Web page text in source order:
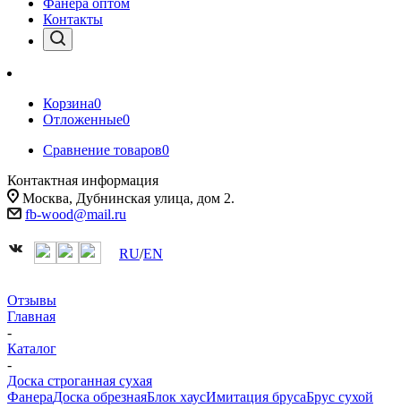
Фанера оптом
Контакты
Корзина0
Отложенные0
Сравнение товаров0
Контактная информация
Москва, Дубнинская улица, дом 2.
fb-wood@mail.ru
RU/EN
Отзывы
Главная
-
Каталог
-
Доска строганная сухая
ФанераДоска обрезнаяБлок хаусИмитация брусаБрус сухой